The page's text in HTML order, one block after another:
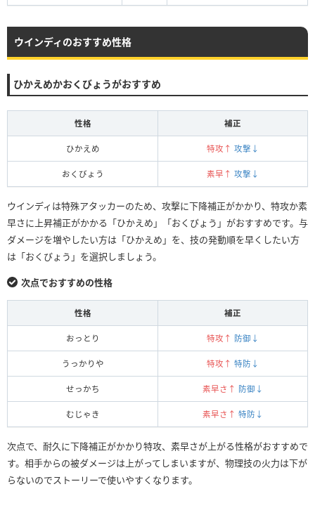
ウインディのおすすめ性格
ひかえめかおくびょうがおすすめ
性格 補正
ひかえめ 特攻↑ 攻撃↓
おくびょう 素早↑ 攻撃↓
ウインディは特殊アタッカーのため、攻撃に下降補正がかかり、特攻か素
早さに上昇補正がかかる「ひかえめ」「おくびょう」がおすすめです。与
ダメージを増やしたい方は「ひかえめ」を、技の発動順を早くしたい方
は「おくびょう」を選択しましょう。
次点でおすすめの性格
性格 補正
おっとり 特攻↑ 防御↓
うっかりや 特攻↑ 特防↓
せっかち 素早さ↑ 防御↓
むじゃき 素早さ↑ 特防↓
次点で、耐久に下降補正がかかり特攻、素早さが上がる性格がおすすめで
す。相手からの被ダメージは上がってしまいますが、物理技の火力は下が
らないのでストーリーで使いやすくなります。